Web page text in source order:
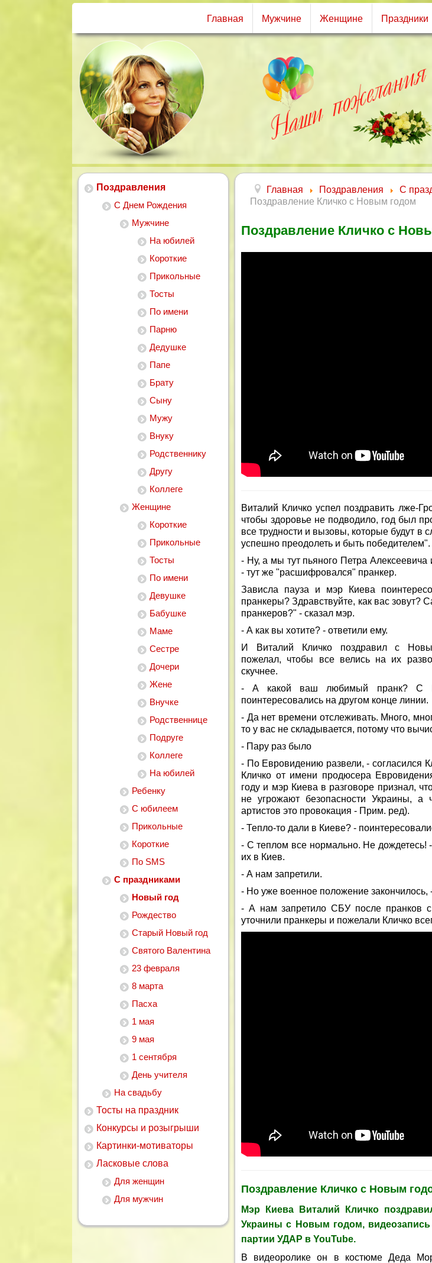
Главная Мужчине Женщине Праздники
Поздравления
С Днем Рождения
Мужчине
На юбилей
Короткие
Прикольные
Тосты
По имени
Парню
Дедушке
Папе
Брату
Сыну
Мужу
Внуку
Родственнику
Другу
Коллеге
Женщине
Короткие
Прикольные
Тосты
По имени
Девушке
Бабушке
Маме
Сестре
Дочери
Жене
Внучке
Родственнице
Подруге
Коллеге
На юбилей
Ребенку
С юбилеем
Прикольные
Короткие
По SMS
С праздниками
Новый год
Рождество
Старый Новый год
Святого Валентина
23 февраля
8 марта
Пасха
1 мая
9 мая
1 сентября
День учителя
На свадьбу
Тосты на праздник
Конкурсы и розыгрыши
Картинки-мотиваторы
Ласковые слова
Для женщин
Для мужчин
Главная Поздравления С
Поздравление Кличко с Новым годом
Поздравление Кличко с
Виталий Кличко успел поздравить лже-
чтобы здоровье не подводило, год был
все трудности и вызовы, которые будут в
успешно преодолеть и быть победителем".
- Ну, а мы тут пьяного Петра Алексеевича
- тут же "расшифровался" пранкер.
Зависла пауза и мэр Киева
пранкеры? Здравствуйте, как вас зовут?
пранкеров?" - сказал мэр.
- А как вы хотите? - ответили ему.
И Виталий Кличко поздравил с
пожелал, чтобы все велись на их
скучнее.
- А какой ваш любимый пранк? С
поинтересовались на другом конце линии.
- Да нет времени отслеживать. Много,
то у вас не складывается, потому что
- Пару раз было
- По Евровидению развели, - согласился
Кличко от имени продюсера
году и мэр Киева в разговоре признал,
не угрожают безопасности Украины, а
артистов это провокация - Прим. ред).
- Тепло-то дали в Киеве? -
- С теплом все нормально. Не дождетесь!
их в Киев.
- А нам запретили.
- Но уже военное положение закончилось,
- А нам запретило СБУ после пранков
уточнили пранкеры и пожелали Кличко
Поздравление Кличко с Новым
Мэр Киева Виталий Кличко
Украины с Новым годом, видеозапись
партии УДАР в YouTube.
В видеоролике он в костюме Деда